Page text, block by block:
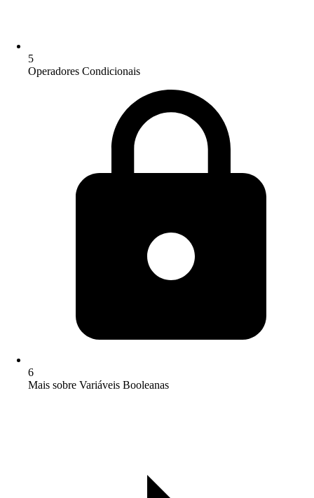
5
Operadores Condicionais
6
Mais sobre Variáveis Booleanas